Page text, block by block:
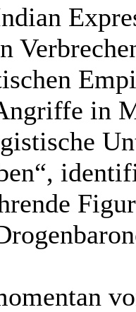
in